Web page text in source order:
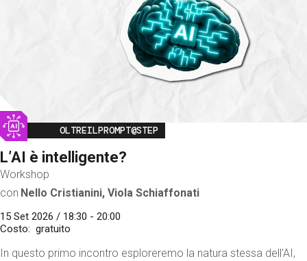
Image
OLTREILPROMPT@STEP
L’AI è intelligente?
Workshop
con Nello Cristianini, Viola Schiaffonati
15 Set 2026 / 18:30 - 20:00
Costo
gratuito
In questo primo incontro esploreremo la natura stessa dell'AI,